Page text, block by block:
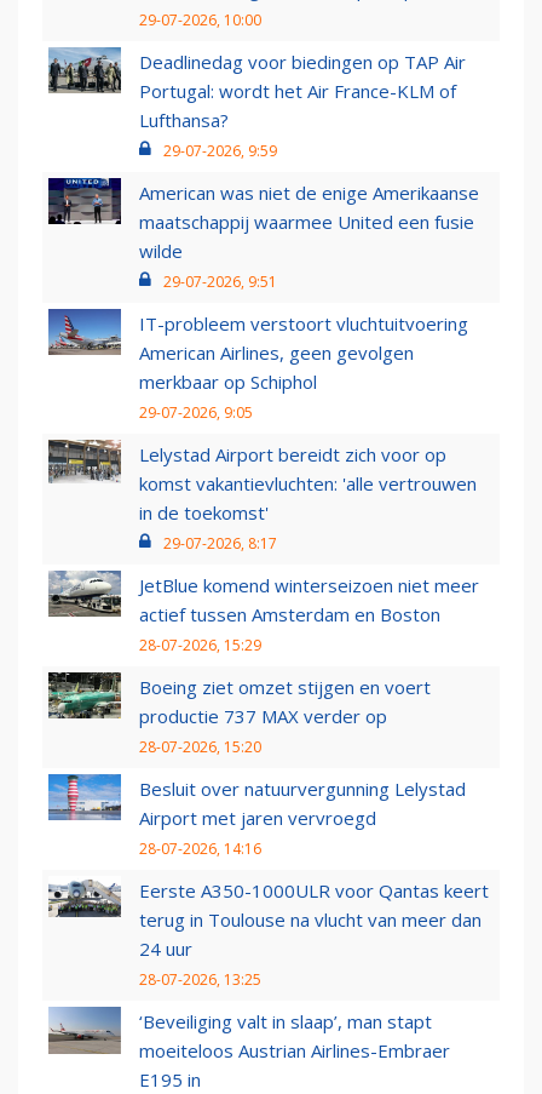
29-07-2026, 10:00
Deadlinedag voor biedingen op TAP Air
Portugal: wordt het Air France-KLM of
Lufthansa?
29-07-2026, 9:59
American was niet de enige Amerikaanse
maatschappij waarmee United een fusie
wilde
29-07-2026, 9:51
IT-probleem verstoort vluchtuitvoering
American Airlines, geen gevolgen
merkbaar op Schiphol
29-07-2026, 9:05
Lelystad Airport bereidt zich voor op
komst vakantievluchten: 'alle vertrouwen
in de toekomst'
29-07-2026, 8:17
JetBlue komend winterseizoen niet meer
actief tussen Amsterdam en Boston
28-07-2026, 15:29
Boeing ziet omzet stijgen en voert
productie 737 MAX verder op
28-07-2026, 15:20
Besluit over natuurvergunning Lelystad
Airport met jaren vervroegd
28-07-2026, 14:16
Eerste A350-1000ULR voor Qantas keert
terug in Toulouse na vlucht van meer dan
24 uur
28-07-2026, 13:25
‘Beveiliging valt in slaap’, man stapt
moeiteloos Austrian Airlines-Embraer
E195 in